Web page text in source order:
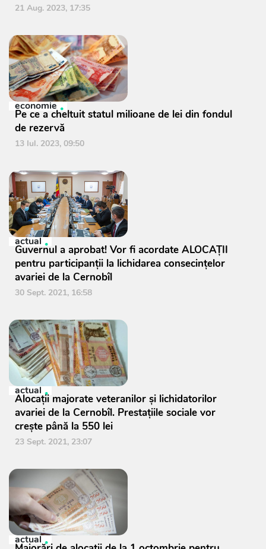
21 Aug. 2023, 17:35
economie
Pe ce a cheltuit statul milioane de lei din fondul
de rezervă
13 Iul. 2023, 09:50
actual
Guvernul a aprobat! Vor fi acordate ALOCAȚII
pentru participanții la lichidarea consecințelor
avariei de la Cernobîl
30 Sept. 2021, 16:58
actual
Alocații majorate veteranilor și lichidatorilor
avariei de la Cernobîl. Prestațiile sociale vor
crește până la 550 lei
23 Sept. 2021, 23:07
actual